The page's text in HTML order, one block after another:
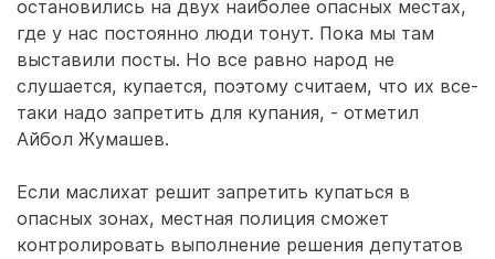
остановились на двух наиболее опасных местах,
где у нас постоянно люди тонут. Пока мы там
выставили посты. Но все равно народ не
слушается, купается, поэтому считаем, что их все-
таки надо запретить для купания, - отметил
Айбол Жумашев.
Если маслихат решит запретить купаться в
опасных зонах, местная полиция сможет
контролировать выполнение решения депутатов